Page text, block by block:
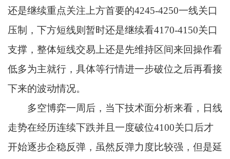
还是继续重点关注上方首要的4245-4250一线关口
压制，下方短线则暂时还是继续看4170-4150关口
支撑，整体短线交易上还是先维持区间来回操作看
低多为主就行，具体等行情进一步破位之后再看接
下来的波动情况。
多空博弈一周后，当下技术面分析来看，日线
走势在经历连续下跌并且一度破位4100关口后才
开始逐步企稳反弹，虽然反弹力度比较强，但是延